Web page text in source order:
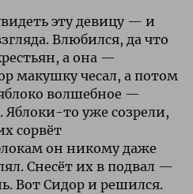
эту девицу — и
Влюбился, да что
а она —
макушку чесал, а потом
волшебное —
Яблоки-то уже созрели,
сорвёт
он никому даже
Снесёт их в подвал —
Вот Сидор и решился.